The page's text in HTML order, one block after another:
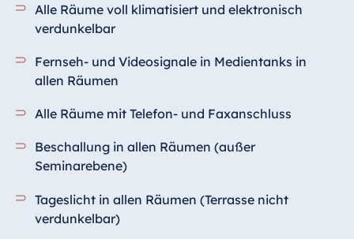
Alle Räume voll klimatisiert und elektronisch
verdunkelbar
Fernseh- und Videosignale in Medientanks in
allen Räumen
Alle Räume mit Telefon- und Faxanschluss
Beschallung in allen Räumen (außer
Seminarebene)
Tageslicht in allen Räumen (Terrasse nicht
verdunkelbar)